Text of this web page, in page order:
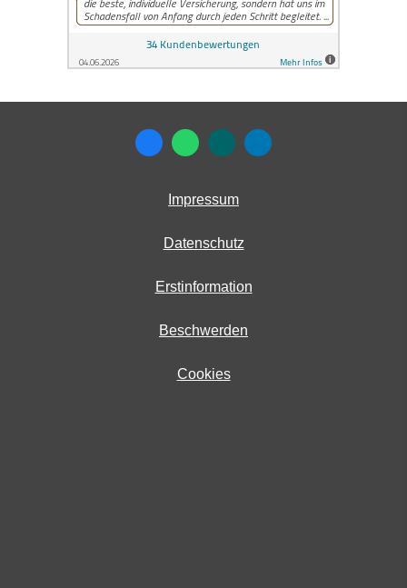
Impressum
Datenschutz
Erstinformation
Beschwerden
Cookies